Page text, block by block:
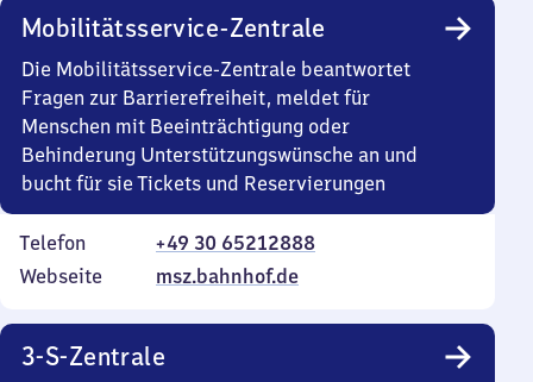
Mobilitätsservice-Zentrale
Die Mobilitätsservice-Zentrale beantwortet
Fragen zur Barrierefreiheit, meldet für
Menschen mit Beeinträchtigung oder
Behinderung Unterstützungswünsche an und
bucht für sie Tickets und Reservierungen
Telefon
+49 30 65212888
Webseite
msz.bahnhof.de
3-S-Zentrale